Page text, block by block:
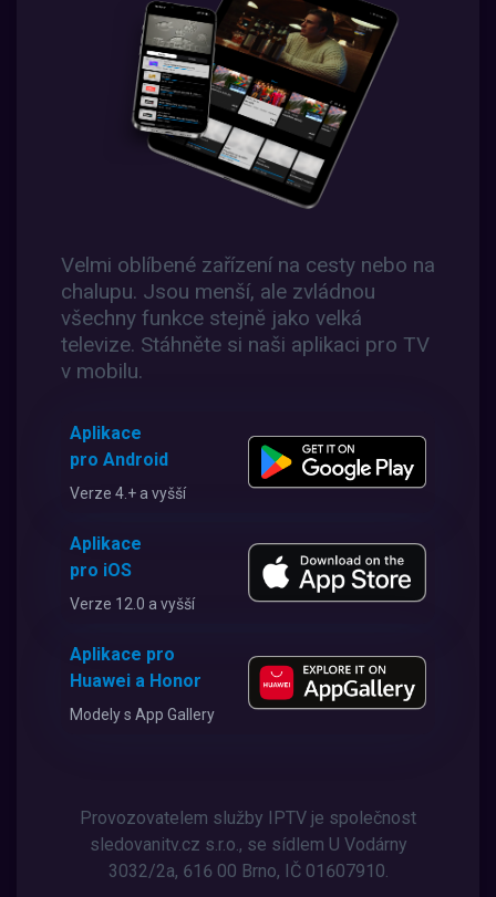
Velmi oblíbené zařízení na cesty nebo na
chalupu. Jsou menší, ale zvládnou
všechny funkce stejně jako velká
televize. Stáhněte si naši aplikaci pro TV
v mobilu.
Aplikace
pro Android
Verze 4.+ a vyšší
Aplikace
pro iOS
Verze 12.0 a vyšší
Aplikace pro
Huawei a Honor
Modely s App Gallery
Provozovatelem služby IPTV je společnost
sledovanitv.cz s.r.o., se sídlem U Vodárny
3032/2a, 616 00 Brno, IČ 01607910.